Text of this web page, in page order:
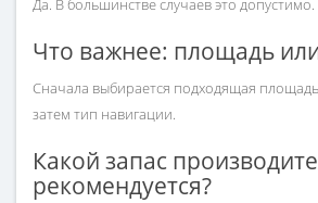
Да. В большинстве случаев это допустимо.
Что важнее: площадь или
Сначала выбирается подходящая
затем тип навигации.
Какой запас
рекомендуется?